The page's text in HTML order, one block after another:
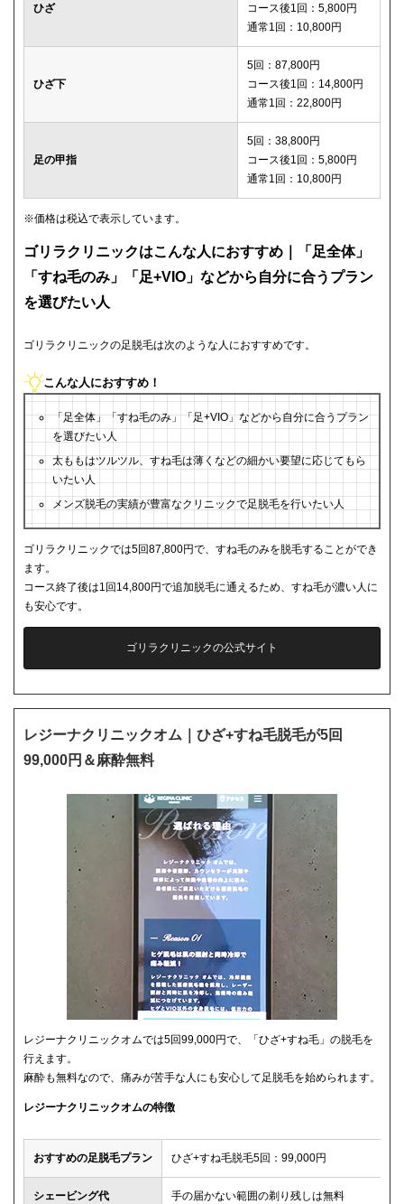
ひざ
コース後1回：5,800円
通常1回：10,800円
ひざ下
5回：87,800円
コース後1回：14,800円
通常1回：22,800円
足の甲指
5回：38,800円
コース後1回：5,800円
通常1回：10,800円
※価格は税込で表示しています。
ゴリラクリニックはこんな人におすすめ｜「足全体」
「すね毛のみ」「足+VIO」などから自分に合うプラン
を選びたい人
ゴリラクリニックの足脱毛は次のような人におすすめです。
こんな人におすすめ！
「足全体」「すね毛のみ」「足+VIO」などから自分に合うプラン
を選びたい人
太ももはツルツル、すね毛は薄くなどの細かい要望に応じてもら
いたい人
メンズ脱毛の実績が豊富なクリニックで足脱毛を行いたい人
ゴリラクリニックでは5回87,800円で、すね毛のみを脱毛することができ
ます。
コース終了後は1回14,800円で追加脱毛に通えるため、すね毛が濃い人に
も安心です。
ゴリラクリニックの公式サイト
レジーナクリニックオム｜ひざ+すね毛脱毛が5回
99,000円＆麻酔無料
レジーナクリニックオムでは5回99,000円で、「ひざ+すね毛」の脱毛を
行えます。
麻酔も無料なので、痛みが苦手な人にも安心して足脱毛を始められます。
レジーナクリニックオムの特徴
おすすめの足脱毛プラン ひざ+すね毛脱毛5回：99,000円
シェービング代 手の届かない範囲の剃り残しは無料